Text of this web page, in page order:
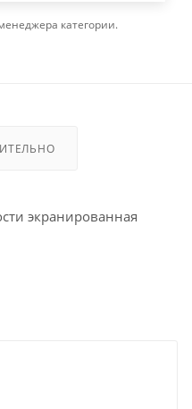
категории.
экранированная